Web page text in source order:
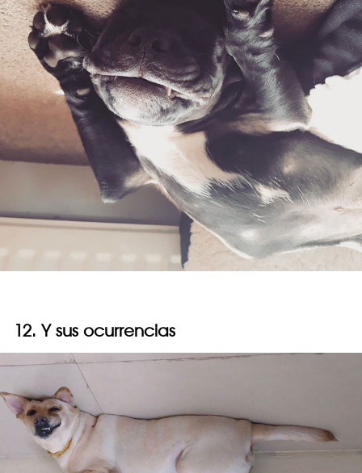
12. Y sus ocurrencias